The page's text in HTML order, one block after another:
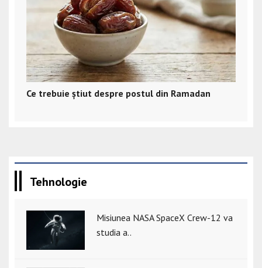
Ce trebuie știut despre postul din Ramadan
Tehnologie
Misiunea NASA SpaceX Crew-12 va
studia a..